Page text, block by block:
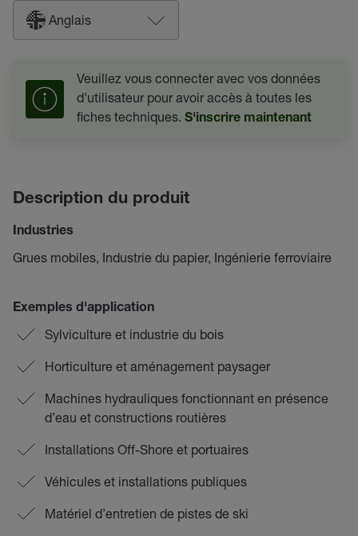
Anglais
Veuillez vous connecter avec vos données
d'utilisateur pour avoir accès à toutes les
fiches techniques. S'inscrire maintenant
Description du produit
Industries
Grues mobiles, Industrie du papier, Ingénierie ferroviaire
Exemples d'application
Sylviculture et industrie du bois
Horticulture et aménagement paysager
Machines hydrauliques fonctionnant en présence
d’eau et constructions routières
Installations Off-Shore et portuaires
Véhicules et installations publiques
Matériel d’entretien de pistes de ski